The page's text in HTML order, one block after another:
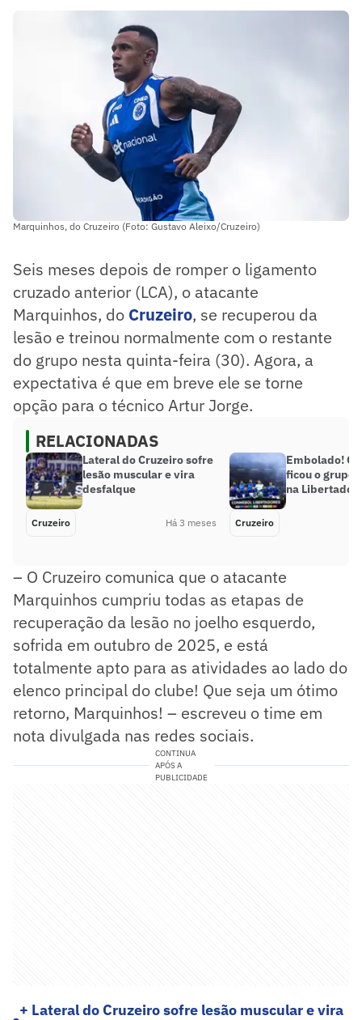
Marquinhos, do Cruzeiro (Foto: Gustavo Aleixo/Cruzeiro)
Seis meses depois de romper o ligamento
cruzado anterior (LCA), o atacante
Marquinhos, do Cruzeiro, se recuperou da
lesão e treinou normalmente com o restante
do grupo nesta quinta-feira (30). Agora, a
expectativa é que em breve ele se torne
opção para o técnico Artur Jorge.
RELACIONADAS
Lateral do Cruzeiro sofre
lesão muscular e vira
desfalque
Cruzeiro Há 3 meses
Embolado!
ficou o grupo
na
Cruzeiro
– O Cruzeiro comunica que o atacante
Marquinhos cumpriu todas as etapas de
recuperação da lesão no joelho esquerdo,
sofrida em outubro de 2025, e está
totalmente apto para as atividades ao lado do
elenco principal do clube! Que seja um ótimo
retorno, Marquinhos! – escreveu o time em
nota divulgada nas redes sociais.
CONTINUA
APÓS A
PUBLICIDADE
+ Lateral do Cruzeiro sofre lesão muscular e vira